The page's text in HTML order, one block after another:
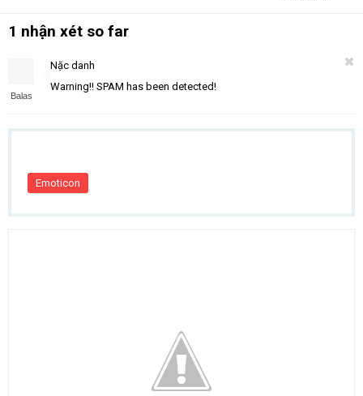
1 nhận xét so far
Balas
Nặc danh
Warning!! SPAM has been detected!
Emoticon